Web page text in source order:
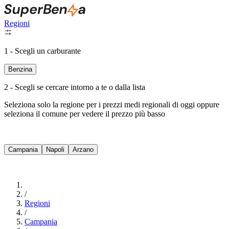
Regioni
1 - Scegli un carburante
Benzina
2 - Scegli se cercare intorno a te o dalla lista
Seleziona solo la regione per i prezzi medi regionali di oggi oppure
seleziona il comune per vedere il prezzo più basso
Campania Napoli Arzano
/
Regioni
/
Campania